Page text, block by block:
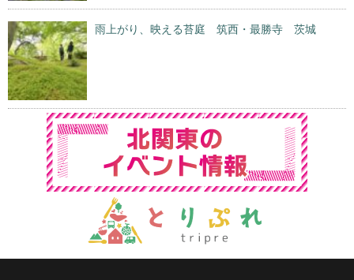
雨上がり、映える苔庭 筑西・最勝寺 茨城